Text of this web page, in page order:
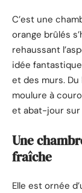
C’est une
orange brûlés
rehaussant
idée
et des murs.
moulure à
et abat-jour sur
Une
fraîche
Elle est ornée